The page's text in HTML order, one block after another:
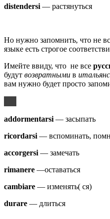
distendersi — растянуться
Но нужно запомнить, что не
языке есть строгое
Имейте ввиду, что не все
будут возвратными в
вам нужно будет просто
addormentarsi — засыпать
ricordarsi — вспоминать,
accorgersi — замечать
rimanere —оставаться
cambiare — изменять( ся)
durare — длиться